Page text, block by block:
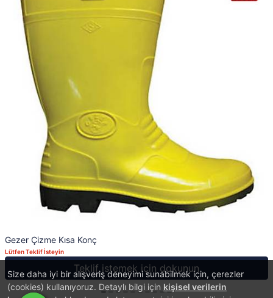
Size daha iyi bir alışveriş deneyimi sunabilmek için, çerezler
(cookies) kullanıyoruz. Detaylı bilgi için kişisel verilerin
Gezer Çizme Kısa Konç
Lütfen Teklif İsteyin
Teklif istemek için dokunun